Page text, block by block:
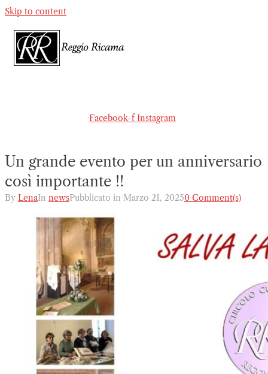
Skip to content
Facebook-f Instagram
Un grande evento per un anniversario
così importante !!
By LenaIn newsPubblicato in Marzo 21, 20250 Comment(s)